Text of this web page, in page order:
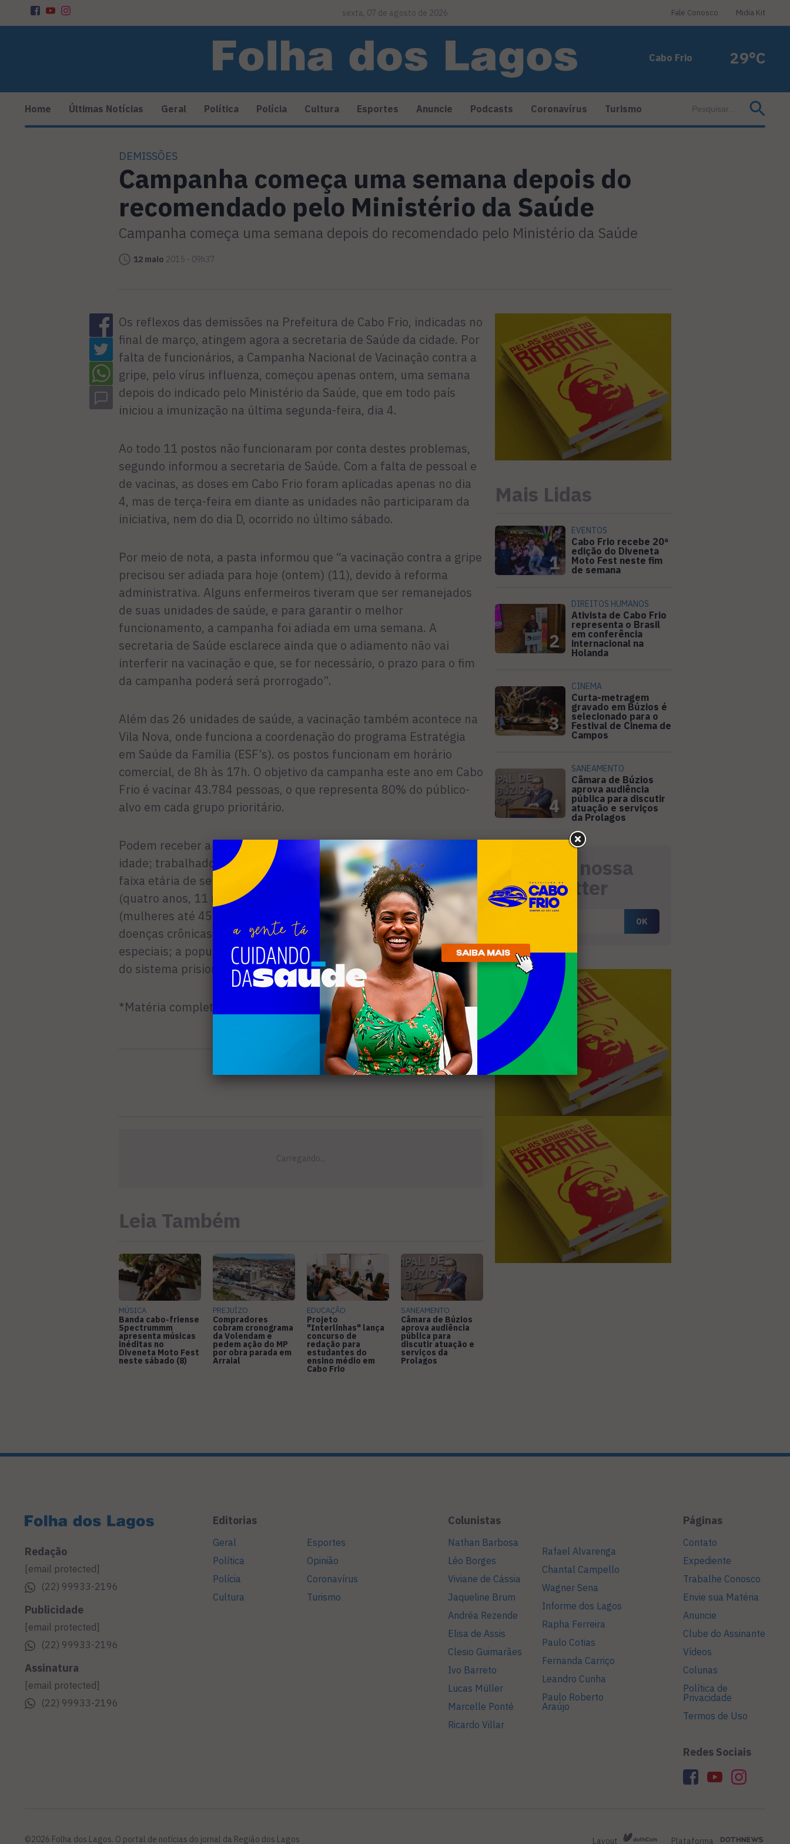
sexta, 07 de agosto de 2026 Fale Conosco Midia Kit
Cabo Frio 29°C
Home Últimas Notícias Geral Política Polícia Cultura Esportes Anuncie Podcasts Coronavírus Turismo
DEMISSÕES
Campanha começa uma semana depois do
recomendado pelo Ministério da Saúde
Campanha começa uma semana depois do recomendado pelo Ministério da Saúde
12 maio 2015 - 09h37
Os reflexos das demissões na Prefeitura de Cabo Frio, indicadas no
final de março, atingem agora a secretaria de Saúde da cidade. Por
falta de funcionários, a Campanha Nacional de Vacinação contra a
gripe, pelo vírus influenza, começou apenas ontem, uma semana
depois do indicado pelo Ministério da Saúde, que em todo país
iniciou a imunização na última segunda-feira, dia 4.
Ao todo 11 postos não funcionaram por conta destes problemas,
segundo informou a secretaria de Saúde. Com a falta de pessoal e
de vacinas, as doses em Cabo Frio foram aplicadas apenas no dia
4, mas de terça-feira em diante as unidades não participaram da
iniciativa, nem do dia D, ocorrido no último sábado.
Por meio de nota, a pasta informou que “a vacinação contra a gripe
precisou ser adiada para hoje (ontem) (11), devido à reforma
administrativa. Alguns enfermeiros tiveram que ser remanejados
de suas unidades de saúde, e para garantir o melhor
funcionamento, a campanha foi adiada em uma semana. A
secretaria de Saúde esclarece ainda que o adiamento não vai
interferir na vacinação e que, se for necessário, o prazo para o fim
da campanha poderá será prorrogado”.
Além das 26 unidades de saúde, a vacinação também acontece na
Vila Nova, onde funciona a coordenação do programa Estratégia
em Saúde da Família (ESF’s). os postos funcionam em horário
comercial, de 8h às 17h. O objetivo da campanha este ano em Cabo
Frio é vacinar 43.784 pessoas, o que representa 80% do público-
alvo em cada grupo prioritário.
Podem receber a vacina pessoas idosas com 60 anos ou mais de
idade; trabalhadores de saúde; os povos indígenas; crianças na
faixa etária de seis meses a menores de cinco anos de idade
(quatro anos, 11 meses e 29 dias); as gestantes; as puér­peras
(mulheres até 45 dias após o parto); os grupos portadores de
doenças crônicas não transmissí­veis e outras condições clínicas
especiais; a população privada de liberdade, além dos funcioná­rios
do sistema prisional.
*Matéria completa na edição impressa desta terça-feira.
Mais Lidas
1
EVENTOS
Cabo Frio recebe 20ª
edição do Diveneta
Moto Fest neste fim
de semana
2
DIREITOS HUMANOS
Ativista de Cabo Frio
representa o Brasil
em conferência
internacional na
Holanda
3
CINEMA
Curta-metragem
gravado em Búzios é
selecionado para o
Festival de Cinema de
Campos
4
SANEAMENTO
Câmara de Búzios
aprova audiência
pública para discutir
atuação e serviços
da Prolagos
Receba nossa
newsletter
Leia Também
MÚSICA
Banda cabo-friense
Spectrummm
apresenta músicas
inéditas no
Diveneta Moto Fest
neste sábado (8)
PREJUÍZO
Compradores
cobram cronograma
da Volendam e
pedem ação do MP
por obra parada em
Arraial
EDUCAÇÃO
Projeto
"Interlinhas" lança
concurso de
redação para
estudantes do
ensino médio em
Cabo Frio
SANEAMENTO
Câmara de Búzios
aprova audiência
pública para
discutir atuação e
serviços da
Prolagos
Redação
[email protected]
(22) 99933-2196
Publicidade
[email protected]
(22) 99933-2196
Assinatura
[email protected]
(22) 99933-2196
Editorias
Geral
Política
Polícia
Cultura
Esportes
Opinião
Coronavírus
Turismo
Colunistas
Nathan Barbosa
Léo Borges
Viviane de Cássia
Jaqueline Brum
Andréa Rezende
Elisa de Assis
Clesio Guimarães
Ivo Barreto
Lucas Müller
Marcelle Ponté
Ricardo Villar
Rafael Alvarenga
Chantal Campello
Wagner Sena
Informe dos Lagos
Rapha Ferreira
Paulo Cotias
Fernanda Carriço
Leandro Cunha
Paulo Roberto
Araújo
Páginas
Contato
Expediente
Trabalhe Conosco
Envie sua Matéria
Anuncie
Clube do Assinante
Vídeos
Colunas
Política de
Privacidade
Termos de Uso
Redes Sociais
©2026 Folha dos Lagos. O portal de notícias do jornal da Região dos Lagos Layout Plataforma